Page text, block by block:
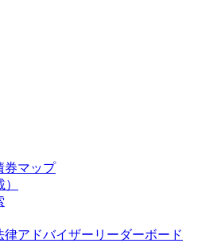
券マップ
アドバイザーリーダーボード